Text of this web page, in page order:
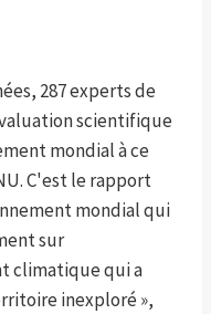
287 experts de
scientifique
mondial à ce
C'est le rapport
mondial qui
sur
climatique qui a
inexploré »,